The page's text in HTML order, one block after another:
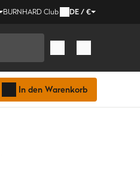
BURNHARD Club DE/€
In den Warenkorb